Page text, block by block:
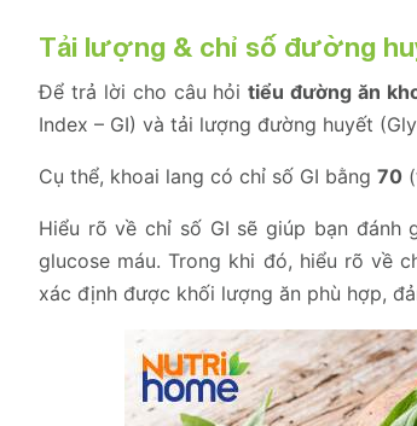
Tải lượng & chỉ số đường
Để trả lời cho câu hỏitiểu đường ăn
Index – GI) và tải lượng đường huyết
Cụ thể, khoai lang có chỉ số GI bằng 70
Hiểu rõ về chỉ số GI sẽ giúp bạn đánh
glucose máu. Trong khi đó, hiểu rõ về
xác định được khối lượng ăn phù hợp,